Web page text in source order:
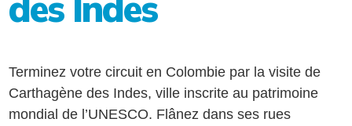
Terminez votre circuit en Colombie par la visite de
Carthagène des Indes, ville inscrite au patrimoine
mondial de l’UNESCO. Flânez dans ses rues